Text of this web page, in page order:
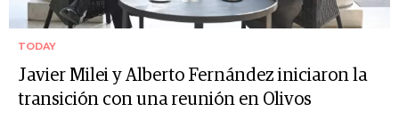
TODAY
Javier Milei y Alberto Fernández iniciaron la
transición con una reunión en Olivos